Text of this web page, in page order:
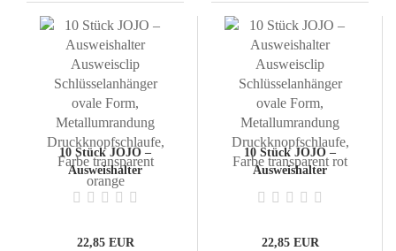
10 Stück JOJO –
Ausweishalter
Ausweisclip
Schlüsselanhänger ovale
Metallumrandung
22,85 EUR
10 Stück JOJO –
Ausweishalter
Schlüsselanhänger ovale
Metallumrandung
22,85 EUR